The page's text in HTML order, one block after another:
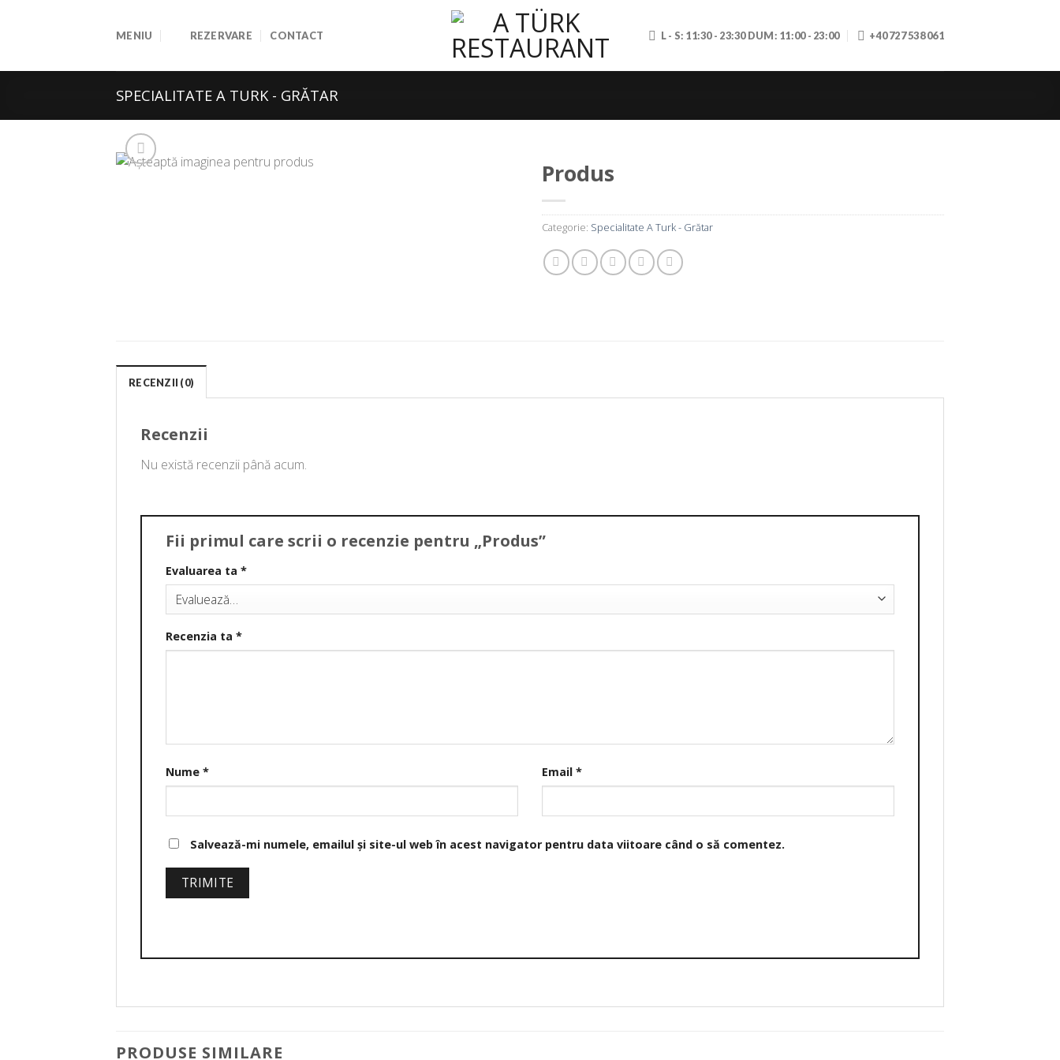
MENIU REZERVARE CONTACT L - S: 11:30 - 23:30 DUM: 11:00 - 23:00 +40 727 538 061
SPECIALITATE A TURK - GRĂTAR
Produs
Categorie: Specialitate A Turk - Grătar
RECENZII (0)
Recenzii
Nu există recenzii până acum.
Fii primul care scrii o recenzie pentru „Produs”
Evaluarea ta *
Recenzia ta *
Nume * Email *
Salvează-mi numele, emailul și site-ul web în acest navigator pentru data viitoare când o să comentez.
PRODUSE SIMILARE